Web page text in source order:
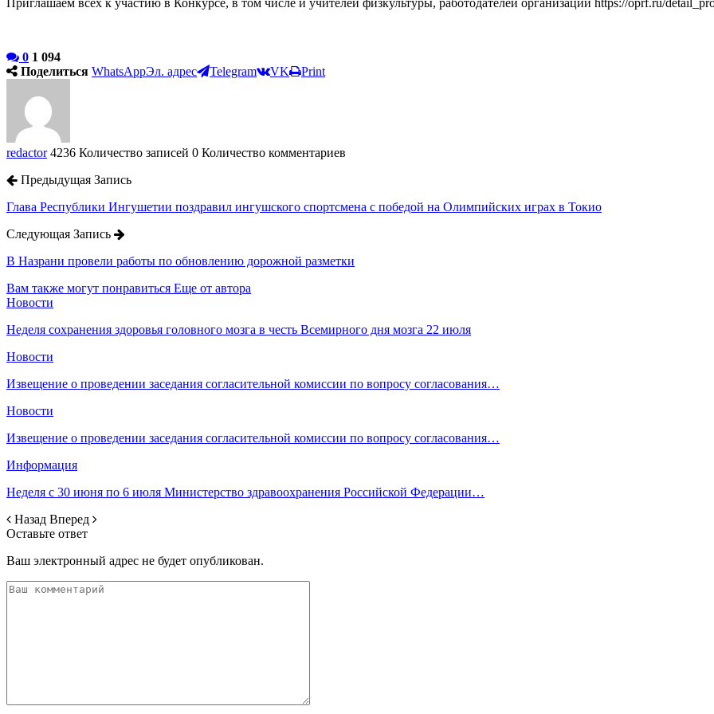
0 1 094
Поделиться WhatsAppЭл. адрес Telegram VK Print
redactor 4236 Количество записей 0 Количество комментариев
Предыдущая Запись
Глава Республики Ингушетии поздравил ингушского спортсмена с победой на Олимпийских играх в Токио
Следующая Запись
В Назрани провели работы по обновлению дорожной разметки
Вам также могут понравиться Еще от автора
Новости
Неделя сохранения здоровья головного мозга в честь Всемирного дня мозга 22 июля
Новости
Извещение о проведении заседания согласительной комиссии по вопросу согласования…
Новости
Извещение о проведении заседания согласительной комиссии по вопросу согласования…
Информация
Неделя с 30 июня по 6 июля Министерство здравоохранения Российской Федерации…
Назад Вперед
Оставьте ответ
Ваш электронный адрес не будет опубликован.